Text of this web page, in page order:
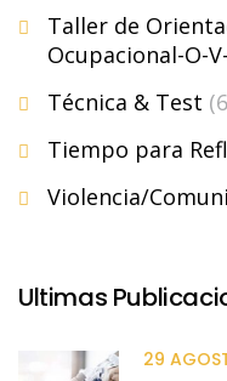
Taller de
Ocupacional-O-
Técnica & Test
Tiempo para
Violencia/
Ultimas
29